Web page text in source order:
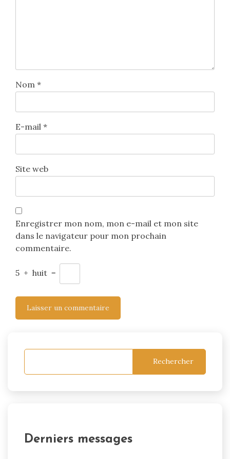
Nom *
E-mail *
Site web
Enregistrer mon nom, mon e-mail et mon site
dans le navigateur pour mon prochain
commentaire.
5 + huit =
Rechercher
Derniers messages